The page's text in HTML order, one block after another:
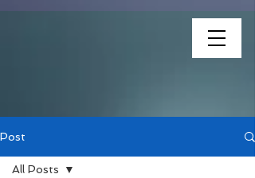
Post
All Posts